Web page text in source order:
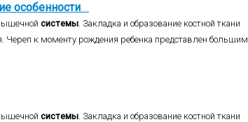
особенности...
системы. Закладка и образование костной ткани
Череп к моменту рождения ребенка представлен большим
системы. Закладка и образование костной ткани